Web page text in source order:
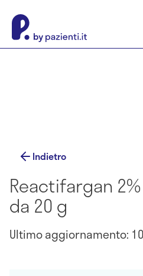
Indietro
Reactifargan
da 20 g
Ultimo aggiornamento: